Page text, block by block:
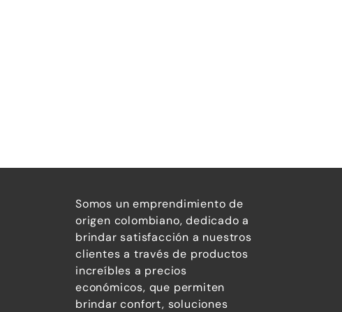
Somos un emprendimiento de
origen colombiano, dedicado a
brindar satisfacción a nuestros
clientes a través de productos
increíbles a precios
económicos, que permiten
brindar confort, soluciones